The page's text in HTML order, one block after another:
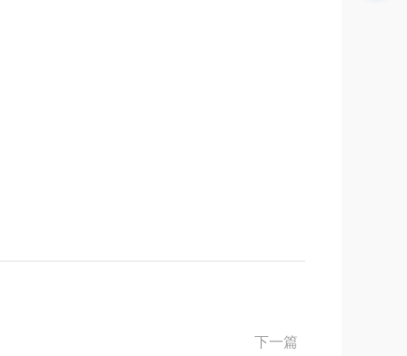
下一篇